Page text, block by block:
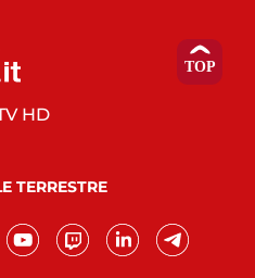
HD
TERRESTRE